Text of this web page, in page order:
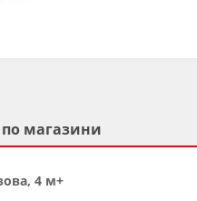
магазини
4 м+